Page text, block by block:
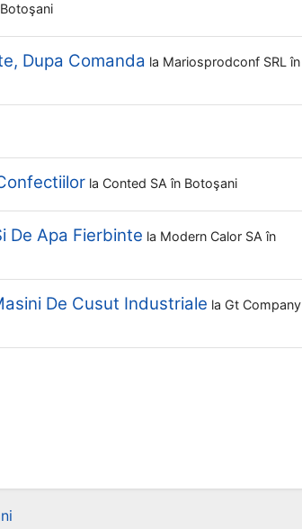
Dupa Comanda la Mariosprodconf SRL în
la Conted SA în Botoşani
De Apa Fierbinte la Modern Calor SA în
De Cusut Industriale la Gt Company